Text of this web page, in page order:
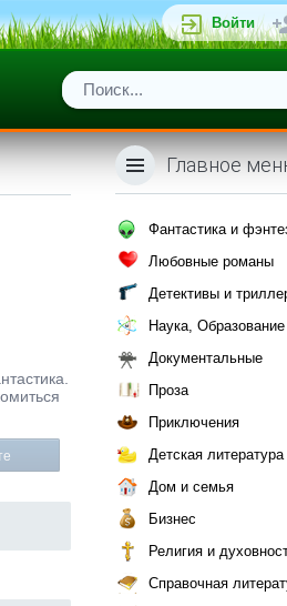
Войти
Главное
Фантастика и
Любовные романы
Детективы и
Наука, Образование
Документальные
Проза
Приключения
Детская литература
Дом и семья
Бизнес
Религия и
Справочная